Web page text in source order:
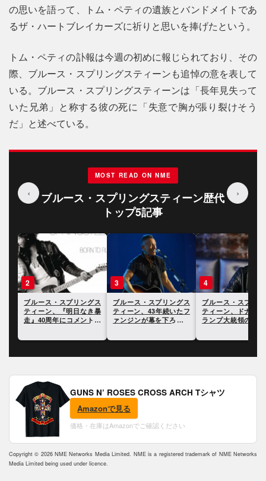
の思いを語って、トム・ペティの遺族とバンドメイトであ
るザ・ハートブレイカーズに祈りと思いを捧げたという。
トム・ペティの訃報は今週の初めに報じられており、その
際、ブルース・スプリングスティーンも追悼の意を表して
いる。ブルース・スプリングスティーンは「長年見失って
いた兄弟」と称する彼の死に「失意で胸が張り裂けそう
だ」と述べている。
‹
MOST READ ON NME
ブルース・スプリングスティーン歴代
トップ5記事
›
3
ブルース・スプリングス
ティーン、43年続いたフ
ァンジンが幕を下ろすこ
4
ブルース・スプリングス
ティーン、ドナルド・ト
ランプ大統領の夕食会で
5
ブルース・スプリ
ティーン、ミネア
で3児の母親が射殺
GUNS N’ ROSES CROSS ARCH Tシャツ
Amazonで見る
価格・在庫はAmazonでご確認ください
Copyright © 2026 NME Networks Media Limited. NME is a registered trademark of NME Networks
Media Limited being used under licence.